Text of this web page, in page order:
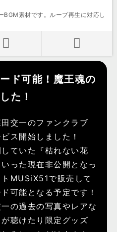
BGM素材です。ループ再生に対応し
ド可能！魔王魂の
た！
交一のファンクラブ
ス開始しました！
ていた『枯れない花
った現在非公開となっ
MUSiX51で販売して
可能となる予定です！
の過去の写真やレアな
聴けたり限定グッズ